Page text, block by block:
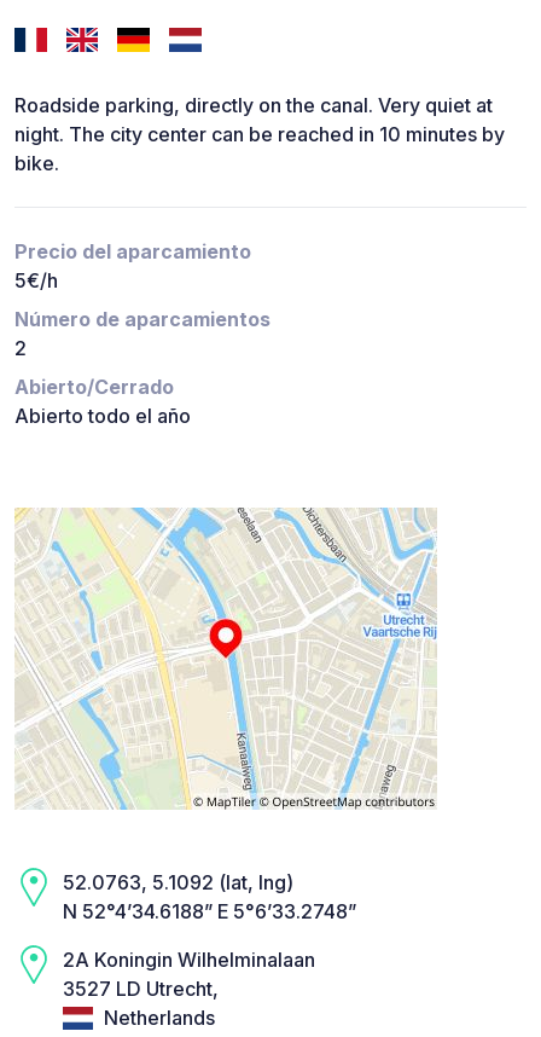
Roadside parking, directly on the canal. Very quiet at
night. The city center can be reached in 10 minutes by
bike.
Precio del aparcamiento
5€/h
Número de aparcamientos
2
Abierto/Cerrado
Abierto todo el año
52.0763, 5.1092 (lat, lng)
N 52°4’34.6188” E 5°6’33.2748”
2A Koningin Wilhelminalaan
3527 LD Utrecht,
Netherlands